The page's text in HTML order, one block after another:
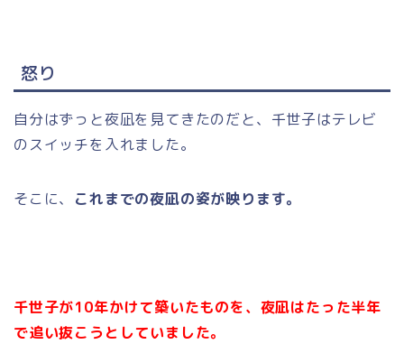
怒り
自分はずっと夜凪を見てきたのだと、千世子はテレビ
のスイッチを入れました。
そこに、 これまでの夜凪の姿が映ります。
千世子が10年かけて築いたものを、夜凪はたった半年
で追い抜こうとしていました。